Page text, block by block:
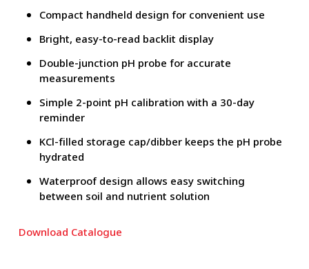
Compact handheld design for convenient use
Bright, easy-to-read backlit display
Double-junction pH probe for accurate
measurements
Simple 2-point pH calibration with a 30-day
reminder
KCl-filled storage cap/dibber keeps the pH probe
hydrated
Waterproof design allows easy switching
between soil and nutrient solution
Download Catalogue